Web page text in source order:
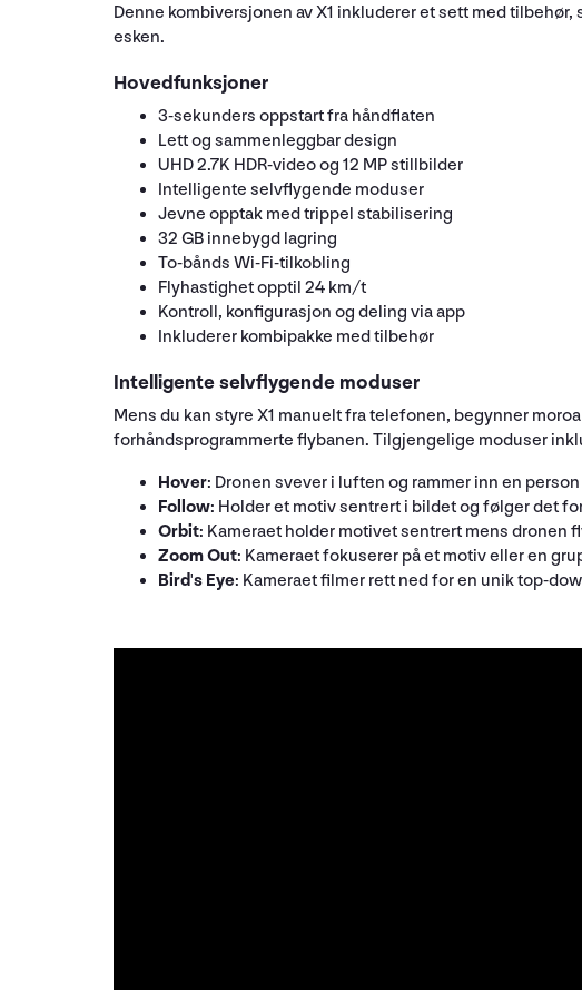
Denne kombiversjonen av X1 inkluderer et sett med
esken.
Hovedfunksjoner
3-sekunders oppstart fra håndflaten
Lett og sammenleggbar design
UHD 2.7K HDR-video og 12 MP stillbilder
Intelligente selvflygende moduser
Jevne opptak med trippel stabilisering
32 GB innebygd lagring
To-bånds Wi-Fi-tilkobling
Flyhastighet opptil 24 km/t
Kontroll, konfigurasjon og deling via app
Inkluderer kombipakke med tilbehør
Intelligente selvflygende moduser
Mens du kan styre X1 manuelt fra telefonen, begynner
forhåndsprogrammerte flybanen. Tilgjengelige moduser
Hover: Dronen svever i luften og rammer inn en
Follow: Holder et motiv sentrert i bildet og følger det
Orbit: Kameraet holder motivet sentrert mens dronen
Zoom Out: Kameraet fokuserer på et motiv eller en
Bird's Eye: Kameraet filmer rett ned for en unik top-